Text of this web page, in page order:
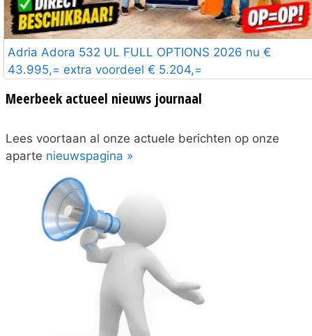
Adria Adora 532 UL FULL OPTIONS 2026 nu €
43.995,= extra voordeel € 5.204,=
Meerbeek actueel nieuws journaal
Lees voortaan al onze actuele berichten op onze
aparte nieuwspagina »